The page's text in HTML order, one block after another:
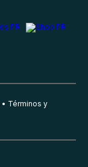
Términos y